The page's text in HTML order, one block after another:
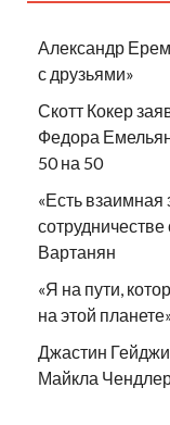
Александр
с друзьями»
Скотт Кокер
Федора
50 на 50
«Есть взаимная
Вартанян
«Я на пути,
на этой
Джастин
Майкла